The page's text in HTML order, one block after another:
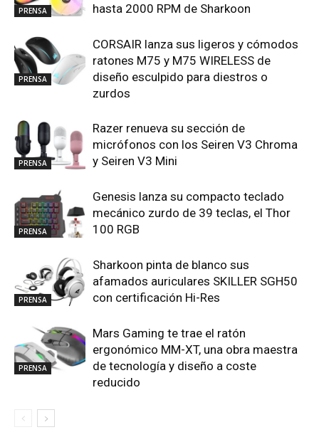
PRENSA
hasta 2000 RPM de Sharkoon
PRENSA
CORSAIR lanza sus ligeros y cómodos
ratones M75 y M75 WIRELESS de
diseño esculpido para diestros o
zurdos
PRENSA
Razer renueva su sección de
micrófonos con los Seiren V3 Chroma
y Seiren V3 Mini
PRENSA
Genesis lanza su compacto teclado
mecánico zurdo de 39 teclas, el Thor
100 RGB
PRENSA
Sharkoon pinta de blanco sus
afamados auriculares SKILLER SGH50
con certificación Hi-Res
PRENSA
Mars Gaming te trae el ratón
ergonómico MM-XT, una obra maestra
de tecnología y diseño a coste
reducido